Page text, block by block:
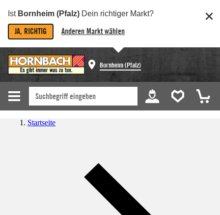
Ist Bornheim (Pfalz) Dein richtiger Markt?
JA, RICHTIG Anderen Markt wählen
Bornheim (Pfalz)
Startseite